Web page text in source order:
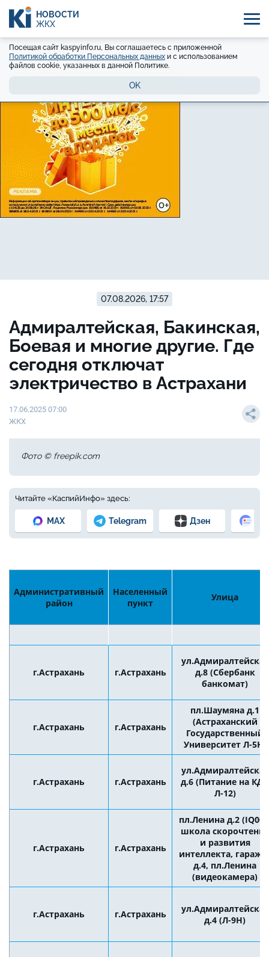
НОВОСТИ
ЖКХ
Посещая сайт kaspyinfo.ru, Вы соглашаетесь с приложенной
Политикой обработки Персональных данных и с использованием
файлов cookie, указанных в данной Политике.
OK
07.08.2026, 17:57
Адмиралтейская, Бакинская,
Боевая и многие другие. Где
сегодня отключат
электричество в Астрахани
17.06.2025 07:00
ЖКХ
Фото © freepik.com
Читайте «КаспийИнфо» здесь:
MAX Telegram Дзен
Административный
район
Населенный
пункт
Улица
г.Астрахань г.Астрахань
ул.Адмиралтейская
д.8 (Сбербанк
банкомат)
г.Астрахань г.Астрахань
пл.Шаумяна д.1
(Астраханский
Государственный
Университет Л-5Н)
г.Астрахань г.Астрахань
ул.Адмиралтейская
д.6 (Питание на КДЛ
Л-12)
г.Астрахань г.Астрахань
пл.Ленина д.2
школа скорочтения
и развития
интеллекта,
д.4, пл.Ленина
(видеокамера)
г.Астрахань г.Астрахань
ул.Адмиралтейская
д.4 (Л-9Н)